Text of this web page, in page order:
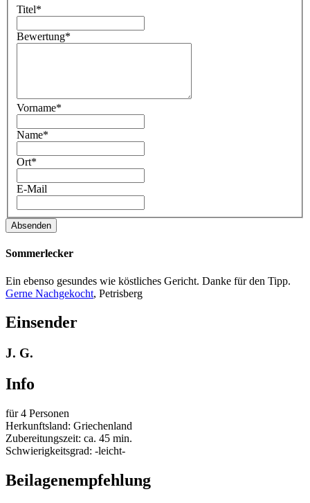
Titel*
Bewertung*
Vorname*
Name*
Ort*
E-Mail
Absenden
Sommerlecker
Ein ebenso gesundes wie köstliches Gericht. Danke für den Tipp.
Gerne Nachgekocht, Petrisberg
Einsender
J. G.
Info
für 4 Personen
Herkunftsland: Griechenland
Zubereitungszeit: ca. 45 min.
Schwierigkeitsgrad: -leicht-
Beilagenempfehlung